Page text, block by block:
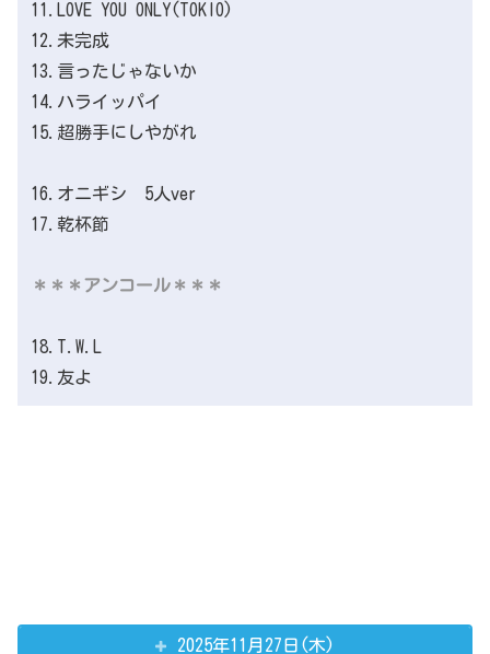
11.LOVE YOU ONLY(TOKIO)
12.未完成
13.言ったじゃないか
14.ハライッパイ
15.超勝手にしやがれ
16.オニギシ 5人ver
17.乾杯節
＊＊＊アンコール＊＊＊
18.T.W.L
19.友よ
2025年11月27日(木)